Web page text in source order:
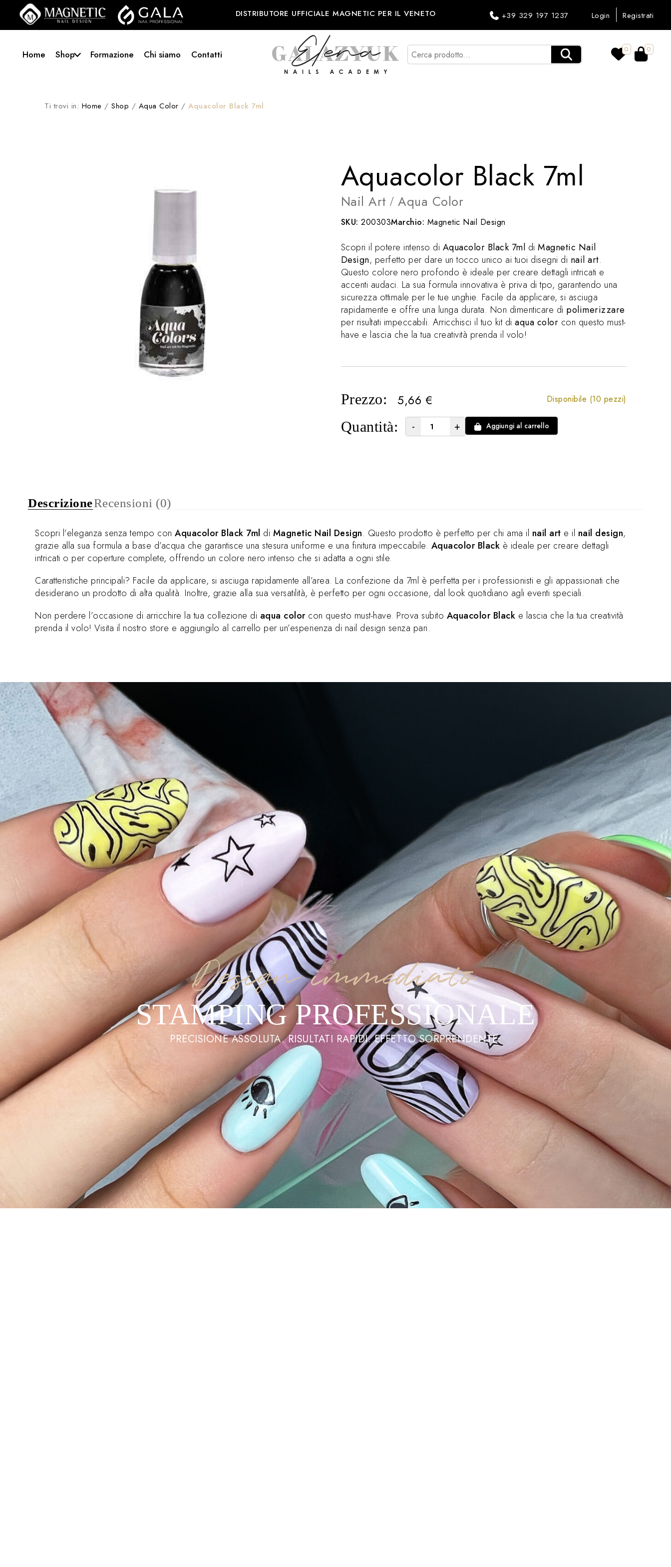
DISTRIBUTORE UFFICIALE MAGNETIC PER IL VENETO +39 329 197 1237 Login Registrati
Home Shop Formazione Chi siamo Contatti 0 0
Ti trovi in: Home /Shop / Aqua Color /Aquacolor Black 7ml
Aquacolor Black 7ml
Nail Art / Aqua Color
SKU: 200303Marchio: Magnetic Nail Design
Scopri il potere intenso di Aquacolor Black 7ml diMagnetic Nail
Design, perfetto per dare un tocco unico ai tuoi disegni di nail art.
Questo colore nero profondo è ideale per creare dettagli intricati e
accenti audaci. La sua formula innovativa è priva di tpo, garantendo una
sicurezza ottimale per le tue unghie. Facile da applicare, si asciuga
rapidamente e offre una lunga durata. Non dimenticare di polimerizzare
per risultati impeccabili. Arricchisci il tuo kit diaqua color con questo must-
have e lascia che la tua creatività prenda il volo!
Prezzo: 5,66 € Disponibile (10 pezzi)
Quantità: - + Aggiungi al carrello
DescrizioneRecensioni (0)
Scopri l’eleganza senza tempo con Aquacolor Black 7ml di Magnetic Nail Design. Questo prodotto è perfetto per chi ama il nail art e il nail design,
grazie alla sua formula a base d’acqua che garantisce una stesura uniforme e una finitura impeccabile. Aquacolor Black è ideale per creare dettagli
intricati o per coperture complete, offrendo un colore nero intenso che si adatta a ogni stile.
Caratteristiche principali? Facile da applicare, si asciuga rapidamente all’area. La confezione da 7ml è perfetta per i professionisti e gli appassionati che
desiderano un prodotto di alta qualità. Inoltre, grazie alla sua versatilità, è perfetto per ogni occasione, dal look quotidiano agli eventi speciali.
Non perdere l’occasione di arricchire la tua collezione di aqua colorcon questo must-have. Prova subito Aquacolor Black e lascia che la tua creatività
prenda il volo! Visita il nostro store e aggiungilo al carrello per un’esperienza di nail design senza pari.
Design immediato
STAMPING PROFESSIONALE
PRECISIONE ASSOLUTA. RISULTATI RAPIDI. EFFETTO SORPRENDENTE.